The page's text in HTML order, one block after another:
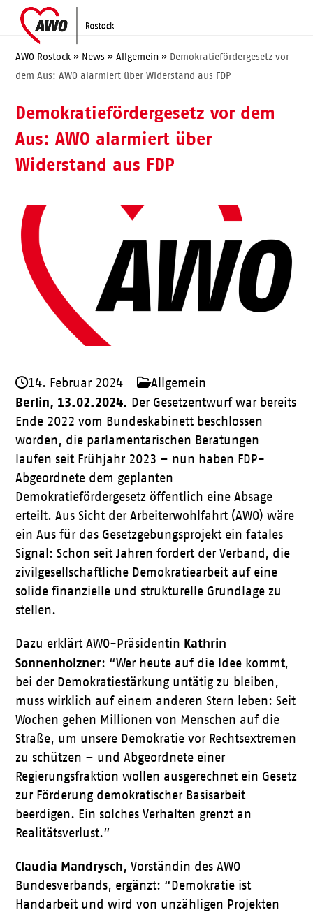
content
Open
mobile
menu
Close
mobile
menu
AWO Rostock » News »Allgemein » Demokratiefördergesetz vor
dem Aus: AWO alarmiert über Widerstand aus FDP
Demokratiefördergesetz vor dem
Aus: AWO alarmiert über
Widerstand aus FDP
14. Februar 2024 Allgemein
Berlin, 13.02.2024. Der Gesetzentwurf war bereits
Ende 2022 vom Bundeskabinett beschlossen
worden, die parlamentarischen Beratungen
laufen seit Frühjahr 2023 – nun haben FDP-
Abgeordnete dem geplanten
Demokratiefördergesetz öffentlich eine Absage
erteilt. Aus Sicht der Arbeiterwohlfahrt (AWO) wäre
ein Aus für das Gesetzgebungsprojekt ein fatales
Signal: Schon seit Jahren fordert der Verband, die
zivilgesellschaftliche Demokratiearbeit auf eine
solide finanzielle und strukturelle Grundlage zu
stellen.
Dazu erklärt AWO-Präsidentin Kathrin
Sonnenholzner: “Wer heute auf die Idee kommt,
bei der Demokratiestärkung untätig zu bleiben,
muss wirklich auf einem anderen Stern leben: Seit
Wochen gehen Millionen von Menschen auf die
Straße, um unsere Demokratie vor Rechtsextremen
zu schützen – und Abgeordnete einer
Regierungsfraktion wollen ausgerechnet ein Gesetz
zur Förderung demokratischer Basisarbeit
beerdigen. Ein solches Verhalten grenzt an
Realitätsverlust.”
Claudia Mandrysch, Vorständin des AWO
Bundesverbands, ergänzt: “Demokratie ist
Handarbeit und wird von unzähligen Projekten